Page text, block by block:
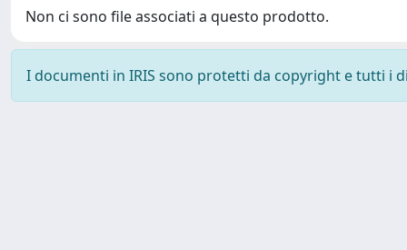
Non ci sono file associati a questo prodotto.
I documenti in IRIS sono protetti da copyright e tutti i